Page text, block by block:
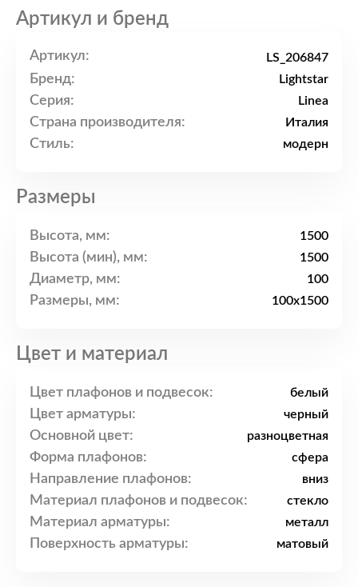
Артикул и бренд
Артикул: LS_206847
Бренд: Lightstar
Серия: Linea
Страна производителя: Италия
Стиль: модерн
Размеры
Высота, мм: 1500
Высота (мин), мм: 1500
Диаметр, мм: 100
Размеры, мм: 100x1500
Цвет и материал
Цвет плафонов и подвесок: белый
Цвет арматуры: черный
Основной цвет: разноцветная
Форма плафонов: сфера
Направление плафонов: вниз
Материал плафонов и подвесок: стекло
Материал арматуры: металл
Поверхность арматуры: матовый